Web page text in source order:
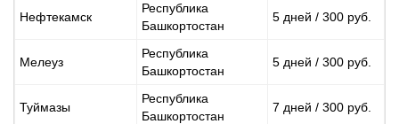
Нефтекамск
Республика
Башкортостан
5 дней / 300 руб.
Мелеуз
Республика
Башкортостан
5 дней / 300 руб.
Туймазы
Республика
Башкортостан
7 дней / 300 руб.